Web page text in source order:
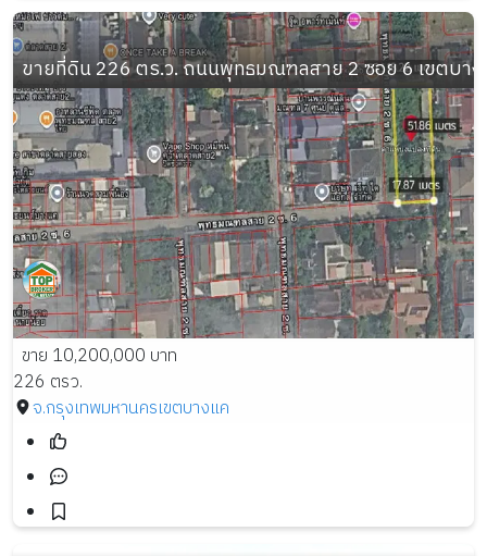
ขายที่ดิน 226 ตร.ว. ถนนพุทธมณฑลสาย 2 ซอย 6 เขตบา
ขาย 10,200,000 บาท
226 ตรว.
จ.กรุงเทพมหานครเขตบางแค